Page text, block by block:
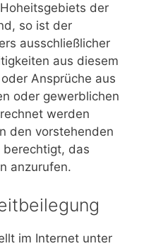
der
so ist der
ausschließlicher
aus diesem
Ansprüche aus
oder gewerblichen
werden
den vorstehenden
berechtigt, das
anzurufen.
im Internet unter